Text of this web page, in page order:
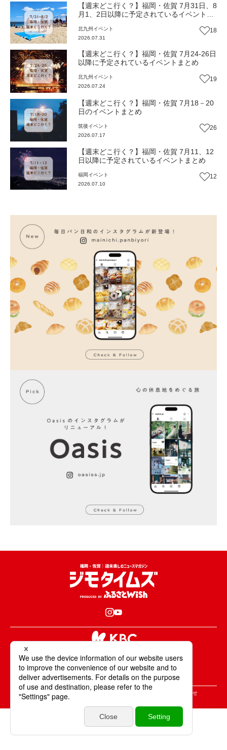
【週末どこ行く？】福岡・佐賀 7月31日、8
月1、2日以降に予定されているイベントま
北九州 イベント
2026.07.31
18
【週末どこ行く？】福岡・佐賀 7月24-26日
以降に予定されているイベントまとめ
北九州 イベント
2026.07.24
19
【週末どこ行く？】福岡・佐賀 7月18－20
日のイベントまとめ
筑後イベント
2026.07.17
26
【週末どこ行く？】福岡・佐賀 7月11、12
日以降に予定されているイベントまとめ
福岡 イベント
2026.07.10
12
KBCが取材・撮影した情報・映像は国内外の
テレビ・ラジオ・インターネットなどで放送・配信します。
All Rights Reserved. Copyright © KBC Co.,Ltd.
＞お問合せ
＞個人情報の取り扱いについて